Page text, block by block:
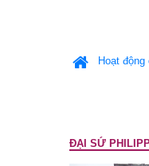
Hoạt động
ĐẠI SỨ